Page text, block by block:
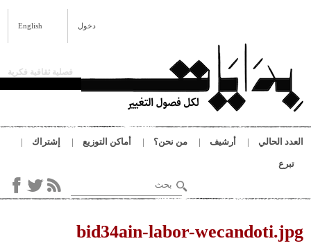
English دخول
فصلية ثقافية فكرية
العدد الحالي أرشيف من نحن؟ أماكن التوزيع إشتراك
تبرع
استمارة البحث
‏بحث ‏
أنت هنا
bid34ain-labor-wecandoti.jpg